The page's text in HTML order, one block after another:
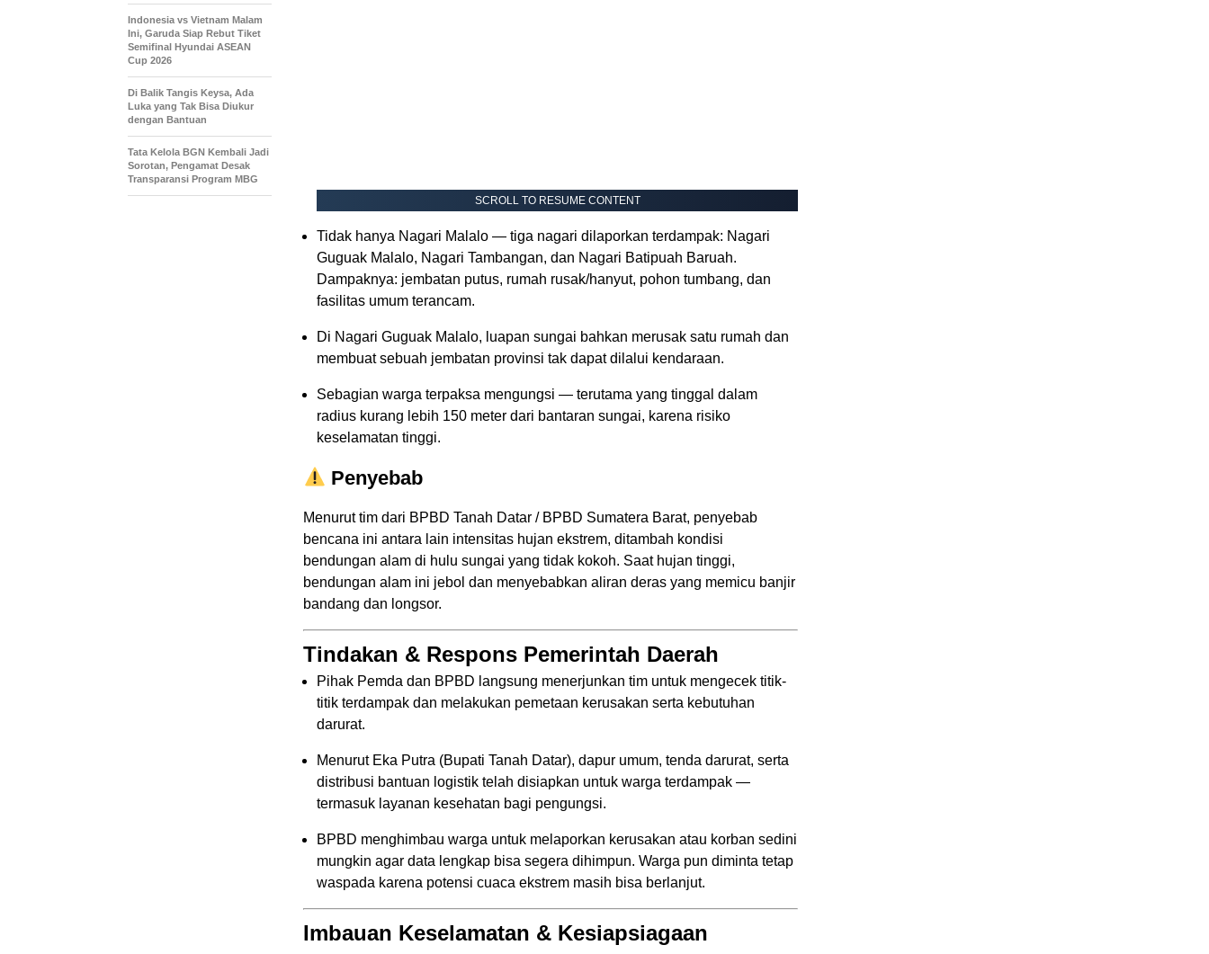
SCROLL TO RESUME CONTENT
Tidak hanya Nagari Malalo — tiga nagari dilaporkan terdampak: Nagari
Guguak Malalo, Nagari Tambangan, dan Nagari Batipuah Baruah.
Dampaknya: jembatan putus, rumah rusak/hanyut, pohon tumbang, dan
fasilitas umum terancam.
Di Nagari Guguak Malalo, luapan sungai bahkan merusak satu rumah dan
membuat sebuah jembatan provinsi tak dapat dilalui kendaraan.
Sebagian warga terpaksa mengungsi — terutama yang tinggal dalam
radius kurang lebih 150 meter dari bantaran sungai, karena risiko
keselamatan tinggi.
Penyebab
Menurut tim dari BPBD Tanah Datar / BPBD Sumatera Barat, penyebab
bencana ini antara lain intensitas hujan ekstrem, ditambah kondisi
bendungan alam di hulu sungai yang tidak kokoh. Saat hujan tinggi,
bendungan alam ini jebol dan menyebabkan aliran deras yang memicu banjir
bandang dan longsor.
Tindakan & Respons Pemerintah Daerah
Pihak Pemda dan BPBD langsung menerjunkan tim untuk mengecek titik-
titik terdampak dan melakukan pemetaan kerusakan serta kebutuhan
darurat.
Menurut Eka Putra (Bupati Tanah Datar), dapur umum, tenda darurat, serta
distribusi bantuan logistik telah disiapkan untuk warga terdampak —
termasuk layanan kesehatan bagi pengungsi.
BPBD menghimbau warga untuk melaporkan kerusakan atau korban sedini
mungkin agar data lengkap bisa segera dihimpun. Warga pun diminta tetap
waspada karena potensi cuaca ekstrem masih bisa berlanjut.
Imbauan Keselamatan & Kesiapsiagaan
Indonesia vs Vietnam Malam
Ini, Garuda Siap Rebut Tiket
Semifinal Hyundai ASEAN
Cup 2026
Di Balik Tangis Keysa, Ada
Luka yang Tak Bisa Diukur
dengan Bantuan
Tata Kelola BGN Kembali Jadi
Sorotan, Pengamat Desak
Transparansi Program MBG